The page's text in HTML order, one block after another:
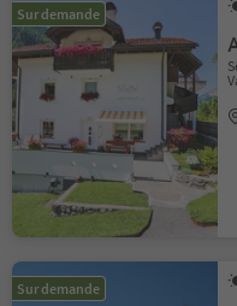
Sur demande
Sur demande